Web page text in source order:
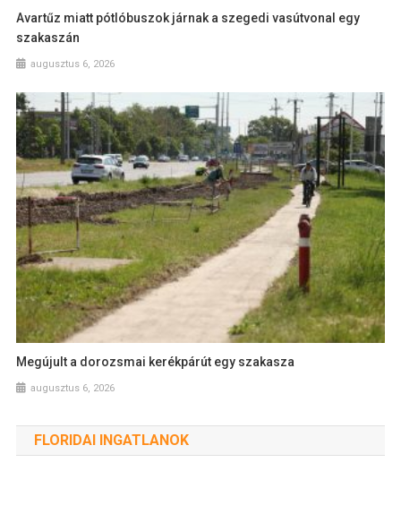
Avartűz miatt pótlóbuszok járnak a szegedi vasútvonal egy
szakaszán
augusztus 6, 2026
Megújult a dorozsmai kerékpárút egy szakasza
augusztus 6, 2026
FLORIDAI INGATLANOK